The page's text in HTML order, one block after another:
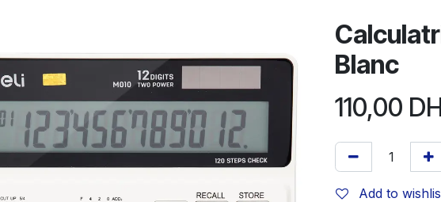
Blanc
110,00
Add to